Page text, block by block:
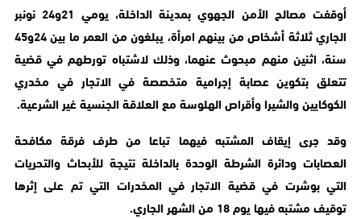
أوقفت مصالح الأمن الجهوي بمدينة الداخلة، يومي 21و24 نونبر
الجاري ثلاثة أشخاص من بينهم امرأة، يبلغون من العمر ما بين 24و45
سنة، اثنين منهم مبحوث عنهما، وذلك لاشتباه تورطهم في قضية
تتعلق بتكوين عصابة إجرامية متخصصة في الاتجار في مخدري
الكوكايين والشيرا وأقراص الهلوسة مع العلاقة الجنسية غير الشرعية.
وقد جرى إيقاف المشتبه فيهما تباعا من طرف فرقة مكافحة
العصابات ودائرة الشرطة الوحدة بالداخلة نتيجة للأبحاث والتحريات
التي بوشرت في قضية الاتجار في المخدرات التي تم على إثرها
توقيف مشتبه فيها يوم 18 من الشهر الجاري.